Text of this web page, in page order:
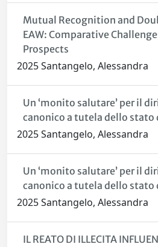
Mutual Recognition and
EAW: Comparative
Prospects
2025 Santangelo, Alessandra
Un ‘monito salutare’ per il
canonico a tutela dello
2025 Santangelo, Alessandra
Un ‘monito salutare’ per il
canonico a tutela dello
2025 Santangelo, Alessandra
IL REATO DI ILLECITA